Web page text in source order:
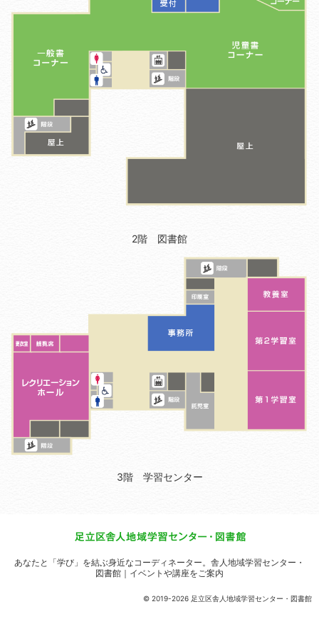
2階 図書館
3階 学習センター
© 2019-2026 足立区舎人地域学習センター・図書館
あなたと「学び」を結ぶ身近なコーディネーター。 舎人地域学習センター・
図書館｜イベントや講座をご案内